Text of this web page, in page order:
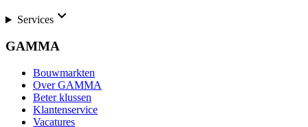
Services
GAMMA
Bouwmarkten
Over GAMMA
Beter klussen
Klantenservice
Vacatures